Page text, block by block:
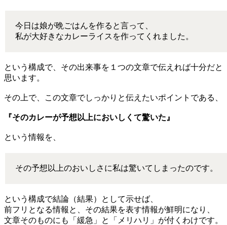
今日は娘が晩ごはんを作ると言って、
私が大好きなカレーライスを作ってくれました。
という構成で、その出来事を１つの文章で伝えれば十分だと
思います。
その上で、この文章でしっかりと伝えたいポイントである、
『そのカレーが予想以上においしくて驚いた』
という情報を、
その予想以上のおいしさに私は驚いてしまったのです。
という構成で結論（結果）として示せば、
前フリとなる情報と、その結果を表す情報が鮮明になり、
文章そのものにも「緩急」と「メリハリ」が付くわけです。